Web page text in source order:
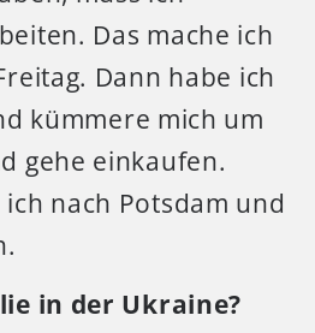
Das mache ich
Dann habe ich
kümmere mich um
gehe einkaufen.
nach Potsdam und
in der Ukraine?